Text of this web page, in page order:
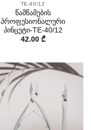
TE-40/12
წამწამების
პროფესიონალური
პინცეტი-TE-40/12
42.00 ₾